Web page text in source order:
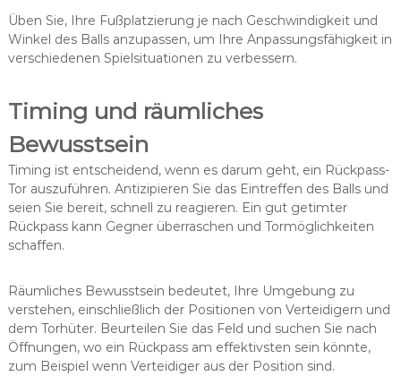
Üben Sie, Ihre Fußplatzierung je nach Geschwindigkeit und
Winkel des Balls anzupassen, um Ihre Anpassungsfähigkeit in
verschiedenen Spielsituationen zu verbessern.
Timing und räumliches
Bewusstsein
Timing ist entscheidend, wenn es darum geht, ein Rückpass-
Tor auszuführen. Antizipieren Sie das Eintreffen des Balls und
seien Sie bereit, schnell zu reagieren. Ein gut getimter
Rückpass kann Gegner überraschen und Tormöglichkeiten
schaffen.
Räumliches Bewusstsein bedeutet, Ihre Umgebung zu
verstehen, einschließlich der Positionen von Verteidigern und
dem Torhüter. Beurteilen Sie das Feld und suchen Sie nach
Öffnungen, wo ein Rückpass am effektivsten sein könnte,
zum Beispiel wenn Verteidiger aus der Position sind.